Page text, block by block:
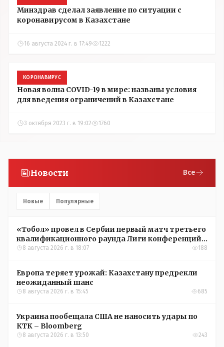
Минздрав сделал заявление по ситуации с
коронавирусом в Казахстане
16 августа 2024 г. в 17:49 1222
КОРОНАВИРУС
Новая волна COVID-19 в мире: названы условия
для введения ограничений в Казахстане
3 октября 2023 г. в 19:02 1760
Новости Все
Новые Популярные
«Тобол» провел в Сербии первый матч третьего
квалификационного раунда Лиги конференций
УЕФА
8 августа 2026 г. в 18:07 188
Европа теряет урожай: Казахстану предрекли
неожиданный шанс
8 августа 2026 г. в 15:45 685
Украина пообещала США не наносить удары по
КТК – Bloomberg
8 августа 2026 г. в 13:50 243